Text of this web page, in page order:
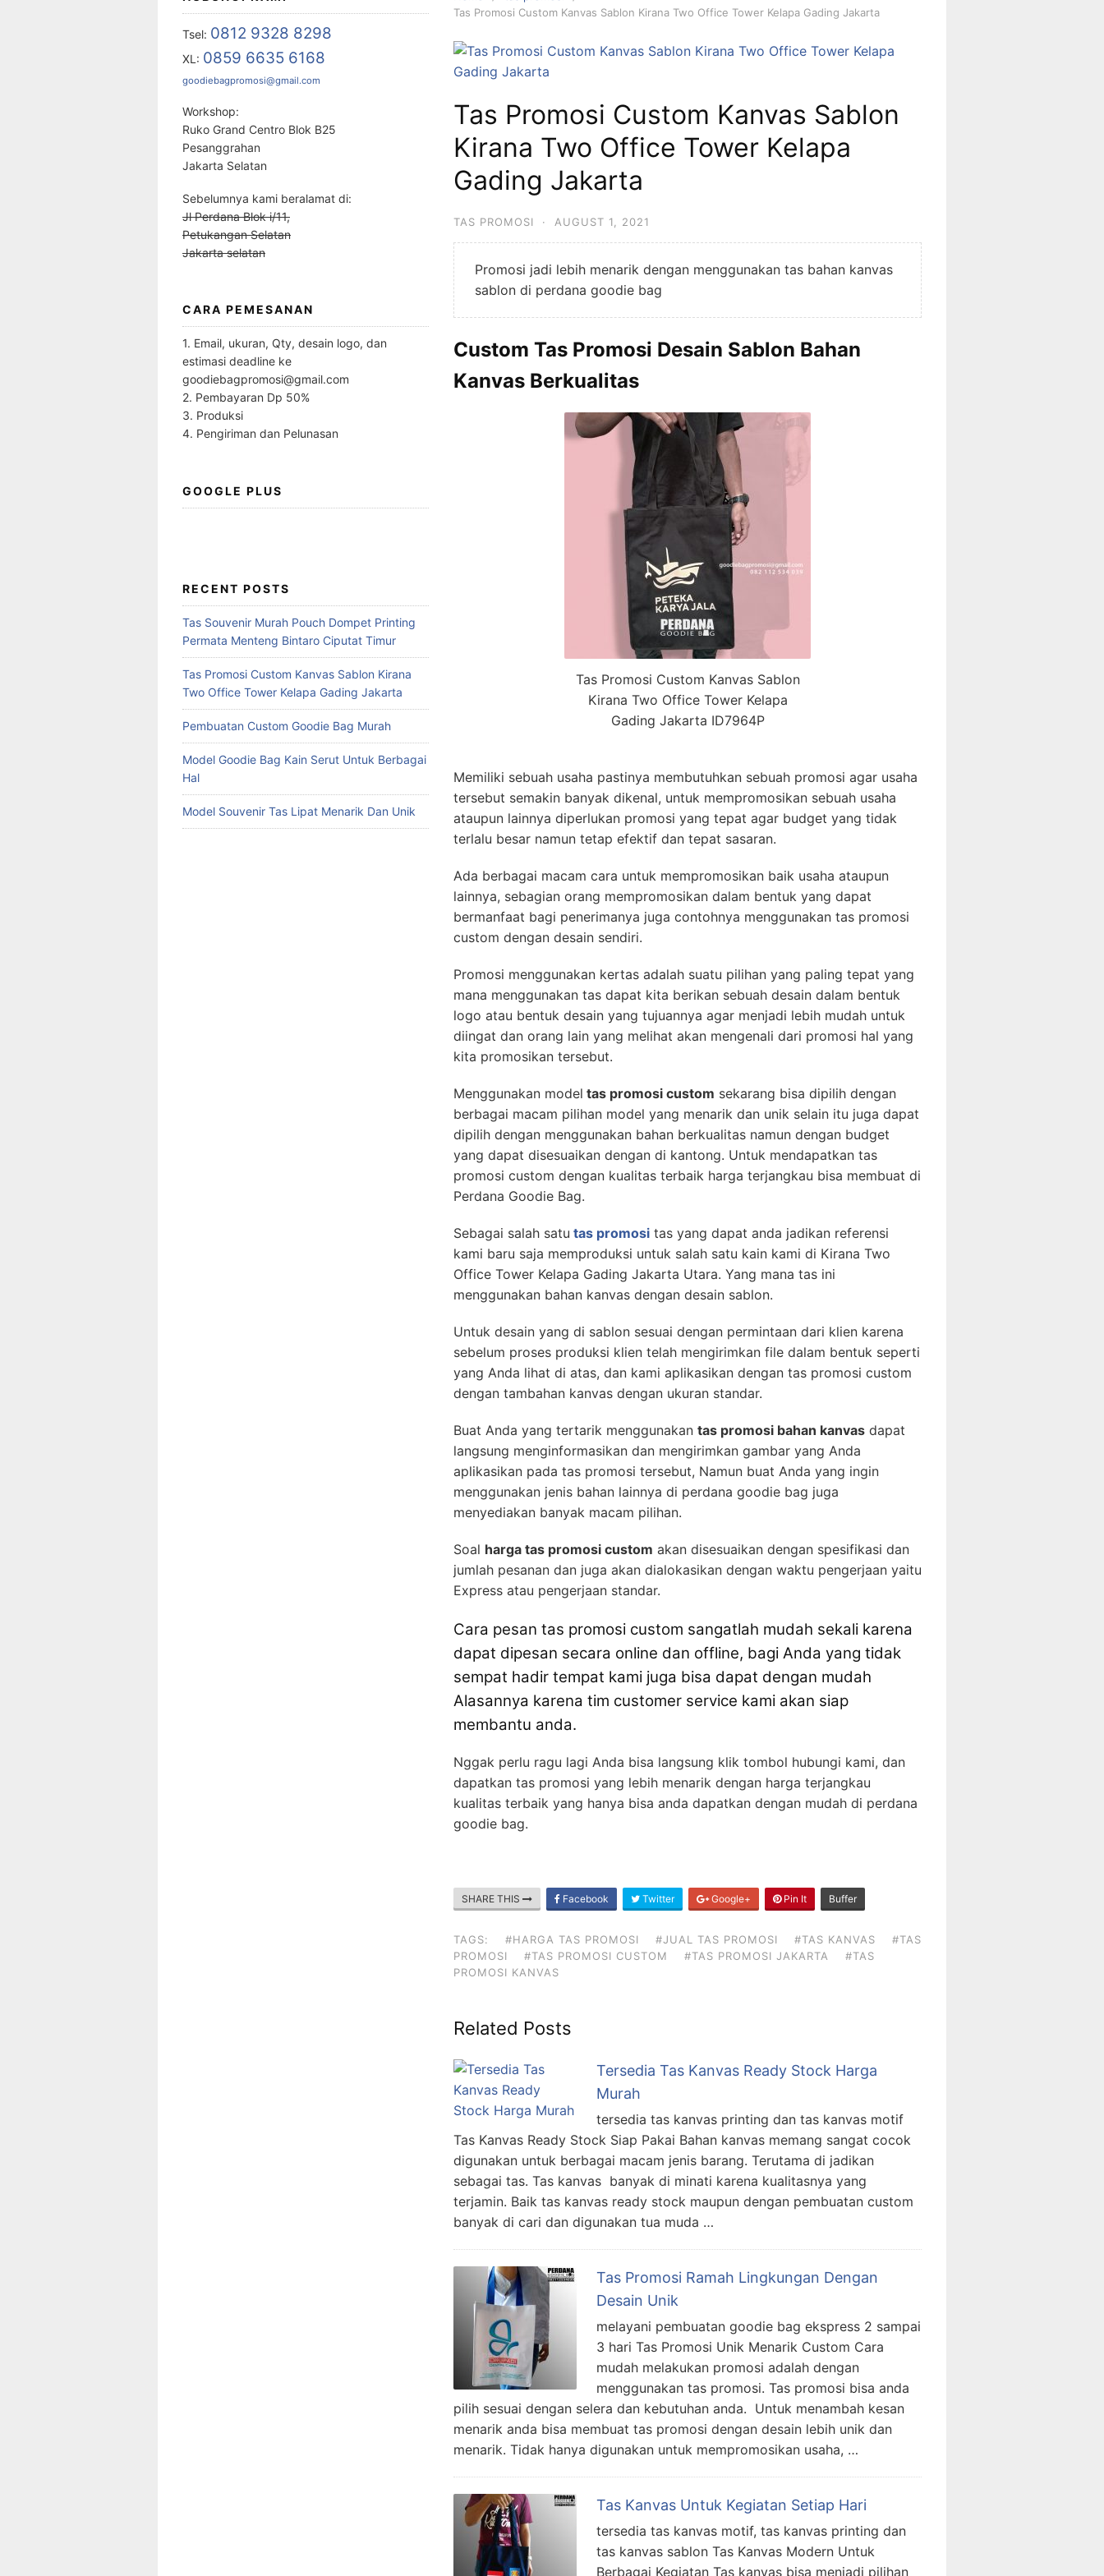
H
O
Tas Promosi Custom Kanvas Sablon Kirana Two Office Tower Kelapa Gading Jakarta
Tas Promosi Custom Kanvas Sablon
Kirana Two Office Tower Kelapa
Gading Jakarta
TAS PROMOSI · AUGUST 1, 2021
Promosi jadi lebih menarik dengan menggunakan tas bahan kanvas
sablon di perdana goodie bag
Custom Tas Promosi Desain Sablon Bahan
Kanvas Berkualitas
Tas Promosi Custom Kanvas Sablon
Kirana Two Office Tower Kelapa
Gading Jakarta ID7964P
Memiliki sebuah usaha pastinya membutuhkan sebuah promosi agar usaha
tersebut semakin banyak dikenal, untuk mempromosikan sebuah usaha
ataupun lainnya diperlukan promosi yang tepat agar budget yang tidak
terlalu besar namun tetap efektif dan tepat sasaran.
Ada berbagai macam cara untuk mempromosikan baik usaha ataupun
lainnya, sebagian orang mempromosikan dalam bentuk yang dapat
bermanfaat bagi penerimanya juga contohnya menggunakan tas promosi
custom dengan desain sendiri.
Promosi menggunakan kertas adalah suatu pilihan yang paling tepat yang
mana menggunakan tas dapat kita berikan sebuah desain dalam bentuk
logo atau bentuk desain yang tujuannya agar menjadi lebih mudah untuk
diingat dan orang lain yang melihat akan mengenali dari promosi hal yang
kita promosikan tersebut.
Menggunakan model tas promosi custom sekarang bisa dipilih dengan
berbagai macam pilihan model yang menarik dan unik selain itu juga dapat
dipilih dengan menggunakan bahan berkualitas namun dengan budget
yang dapat disesuaikan dengan di kantong. Untuk mendapatkan tas
promosi custom dengan kualitas terbaik harga terjangkau bisa membuat di
Perdana Goodie Bag.
Sebagai salah satu tas promosi tas yang dapat anda jadikan referensi
kami baru saja memproduksi untuk salah satu kain kami di Kirana Two
Office Tower Kelapa Gading Jakarta Utara. Yang mana tas ini
menggunakan bahan kanvas dengan desain sablon.
Untuk desain yang di sablon sesuai dengan permintaan dari klien karena
sebelum proses produksi klien telah mengirimkan file dalam bentuk seperti
yang Anda lihat di atas, dan kami aplikasikan dengan tas promosi custom
dengan tambahan kanvas dengan ukuran standar.
Buat Anda yang tertarik menggunakan tas promosi bahan kanvas dapat
langsung menginformasikan dan mengirimkan gambar yang Anda
aplikasikan pada tas promosi tersebut, Namun buat Anda yang ingin
menggunakan jenis bahan lainnya di perdana goodie bag juga
menyediakan banyak macam pilihan.
Soal harga tas promosi custom akan disesuaikan dengan spesifikasi dan
jumlah pesanan dan juga akan dialokasikan dengan waktu pengerjaan yaitu
Express atau pengerjaan standar.
Cara pesan tas promosi custom sangatlah mudah sekali karena
dapat dipesan secara online dan offline, bagi Anda yang tidak
sempat hadir tempat kami juga bisa dapat dengan mudah
Alasannya karena tim customer service kami akan siap
membantu anda.
Nggak perlu ragu lagi Anda bisa langsung klik tombol hubungi kami, dan
dapatkan tas promosi yang lebih menarik dengan harga terjangkau
kualitas terbaik yang hanya bisa anda dapatkan dengan mudah di perdana
goodie bag.
SHARE THIS Facebook Twitter Google+ Pin It Buffer
TAGS: #HARGA TAS PROMOSI #JUAL TAS PROMOSI #TAS KANVAS
#TAS
PROMOSI
#TAS PROMOSI CUSTOM #TAS PROMOSI JAKARTA
#TAS
PROMOSI KANVAS
Related Posts
Tersedia Tas Kanvas Ready Stock Harga
Murah
tersedia tas kanvas printing dan tas kanvas motif
Tas Kanvas Ready Stock Siap Pakai Bahan kanvas memang sangat cocok
digunakan untuk berbagai macam jenis barang. Terutama di jadikan
sebagai tas. Tas kanvas banyak di minati karena kualitasnya yang
terjamin. Baik tas kanvas ready stock maupun dengan pembuatan custom
banyak di cari dan digunakan tua muda …
Tas Promosi Ramah Lingkungan Dengan
Desain Unik
melayani pembuatan goodie bag ekspress 2 sampai
3 hari Tas Promosi Unik Menarik Custom Cara
mudah melakukan promosi adalah dengan
menggunakan tas promosi. Tas promosi bisa anda
pilih sesuai dengan selera dan kebutuhan anda. Untuk menambah kesan
menarik anda bisa membuat tas promosi dengan desain lebih unik dan
menarik. Tidak hanya digunakan untuk mempromosikan usaha, …
Tas Kanvas Untuk Kegiatan Setiap Hari
tersedia tas kanvas motif, tas kanvas printing dan
tas kanvas sablon Tas Kanvas Modern Untuk
Berbagai Kegiatan Tas kanvas bisa menjadi pilihan
Tsel: 0812 9328 8298
XL: 0859 6635 6168
goodiebagpromosi@gmail.com
Workshop:
Ruko Grand Centro Blok B25
Pesanggrahan
Jakarta Selatan
Sebelumnya kami beralamat di:
Jl Perdana Blok i/11,
Petukangan Selatan
Jakarta selatan
CARA PEMESANAN
1. Email, ukuran, Qty, desain logo, dan
estimasi deadline ke
goodiebagpromosi@gmail.com
2. Pembayaran Dp 50%
3. Produksi
4. Pengiriman dan Pelunasan
GOOGLE PLUS
RECENT POSTS
Tas Souvenir Murah Pouch Dompet Printing
Permata Menteng Bintaro Ciputat Timur
Tas Promosi Custom Kanvas Sablon Kirana
Two Office Tower Kelapa Gading Jakarta
Pembuatan Custom Goodie Bag Murah
Model Goodie Bag Kain Serut Untuk Berbagai
Hal
Model Souvenir Tas Lipat Menarik Dan Unik